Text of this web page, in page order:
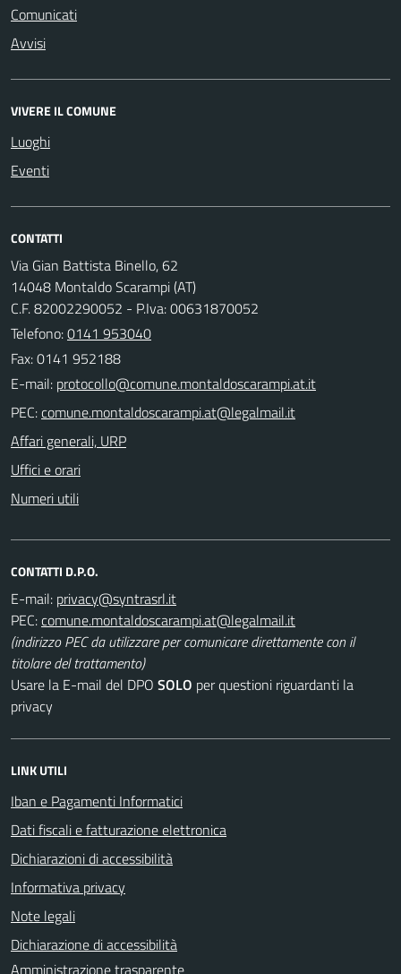
Comunicati
Avvisi
VIVERE IL COMUNE
Luoghi
Eventi
CONTATTI
Via Gian Battista Binello, 62
14048 Montaldo Scarampi (AT)
C.F. 82002290052 - P.Iva: 00631870052
Telefono:0141 953040
Fax: 0141 952188
E-mail:
PEC:
Affari generali, URP
Uffici e orari
Numeri utili
CONTATTI D.P.O.
E-mail:
PEC:
(indirizzo PEC da utilizzare per comunicare direttamente con il
titolare del trattamento)
Usare la E-mail del DPO SOLO per questioni riguardanti la
privacy
LINK UTILI
Iban e Pagamenti Informatici
Dati fiscali e fatturazione elettronica
Dichiarazioni di accessibilità
Informativa privacy
Note legali
Dichiarazione di accessibilità
Amministrazione trasparente